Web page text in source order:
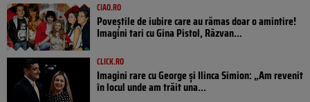
CIAO.RO
Poveştile de iubire care au rămas doar o amintire!
Imagini tari cu Gina Pistol, Răzvan...
CLICK.RO
Imagini rare cu George și Ilinca Simion: „Am revenit
în locul unde am trăit una...